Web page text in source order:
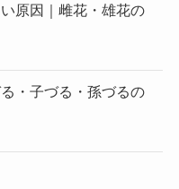
原因｜雌花・雄花の
・子づる・孫づるの